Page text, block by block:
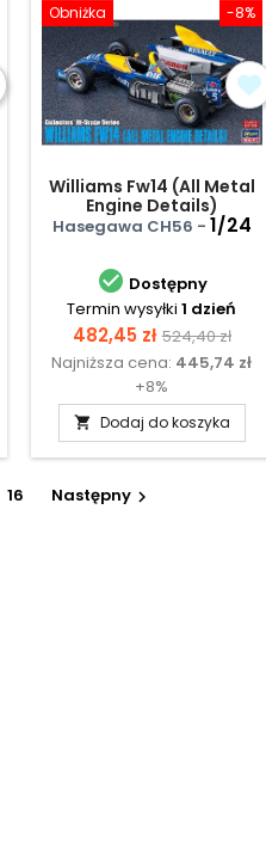
-8%
Obniżka
Williams Fw14 (All Metal
Engine Details)
Hasegawa CH56 - 1/24
 Dostępny
Termin wysyłki 1 dzień
Cena
482,45 zł Cena
podstawowa
524,40 zł
Najniższa cena: 445,74 zł
+8%
 Dodaj do koszyka
16 Następny 